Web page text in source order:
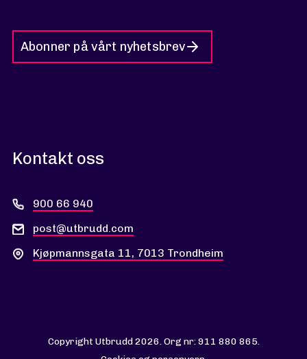
Abonner på vårt nyhetsbrev
Kontakt oss
900 66 940
post@utbrudd.com
Kjøpmannsgata 11, 7013 Trondheim
Copyright Utbrudd 2026. Org nr: 911 880 865.